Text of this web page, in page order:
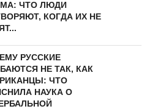
ЧТО ЛЮДИ
КОГДА ИХ НЕ
РУССКИЕ
НЕ ТАК, КАК
ЧТО
НАУКА О